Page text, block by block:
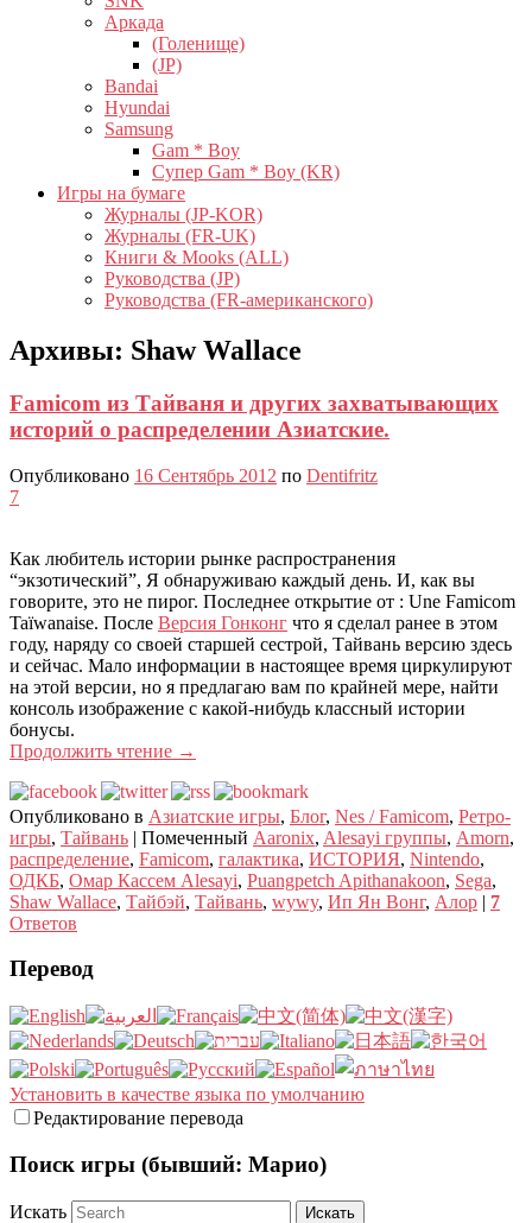
Аркада
(Голенище)
(JP)
Bandai
Hyundai
Samsung
Gam * Boy
Супер Gam * Boy (KR)
Игры на бумаге
Журналы (JP-KOR)
Журналы (FR-UK)
Книги & Mooks (ALL)
Руководства (JP)
Руководства (FR-американского)
Архивы: Shaw Wallace
Famicom из Тайваня и других захватывающих
историй о распределении Азиатские.
Опубликовано 16 Сентябрь 2012 по Dentifritz
7
Как любитель истории рынке распространения
“экзотический”, Я обнаруживаю каждый день. И, как вы
говорите, это не пирог. Последнее открытие от : Une Famicom
Taïwanaise. После Версия Гонконг что я сделал ранее в этом
году, наряду со своей старшей сестрой, Тайвань версию здесь
и сейчас. Мало информации в настоящее время циркулируют
на этой версии, но я предлагаю вам по крайней мере, найти
консоль изображение с какой-нибудь классный истории
бонусы.
Продолжить чтение →
Опубликовано в Азиатские игры, Блог, Nes / Famicom, Ретро-
игры, Тайвань | Помеченный Aaronix, Alesayi группы, Amorn,
распределение, Famicom, галактика, ИСТОРИЯ, Nintendo,
ОДКБ, Омар Кассем Alesayi, Puangpetch Apithanakoon, Sega,
Shaw Wallace, Тайбэй, Тайвань, wywy, Ип Ян Вонг, Алор | 7
Ответов
Перевод
Установить в качестве языка по умолчанию
Редактирование перевода
Поиск игры (бывший: Марио)
Искать